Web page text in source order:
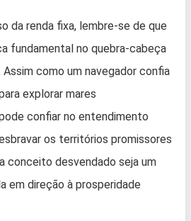
da renda fixa, lembre-se de que
fundamental no quebra-cabeça
como um navegador confia
explorar mares
confiar no entendimento
os territórios promissores
conceito desvendado seja um
em direção à prosperidade